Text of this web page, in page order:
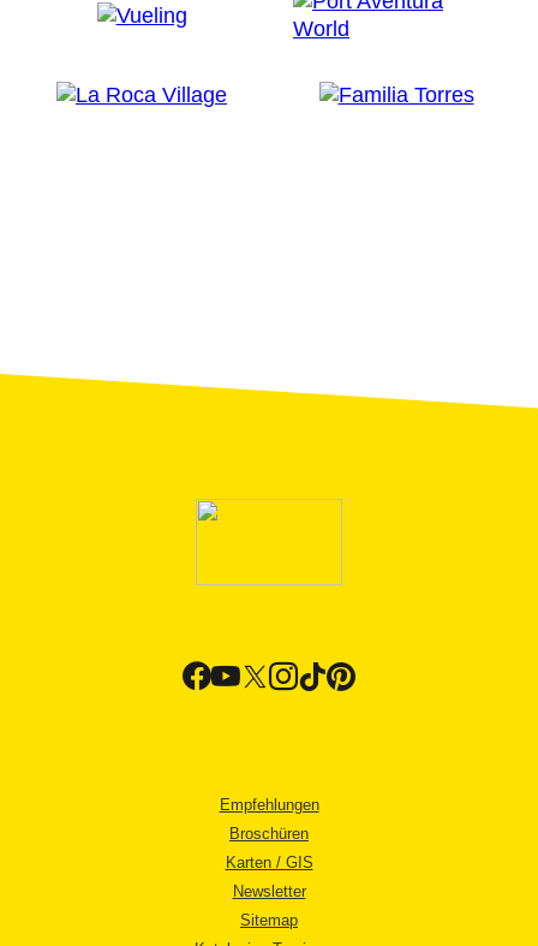
Empfehlungen
Broschüren
Karten / GIS
Newsletter
Sitemap